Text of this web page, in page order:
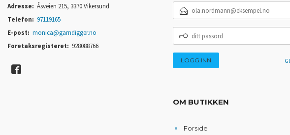
Adresse: Åsveien 215, 3370 Vikersund
Telefon: 97119165
E-post: monica@garndigger.no
Foretaksregisteret: 928088766
POSTADRESSE
PASSORD
OM BUTIKKEN
Forside